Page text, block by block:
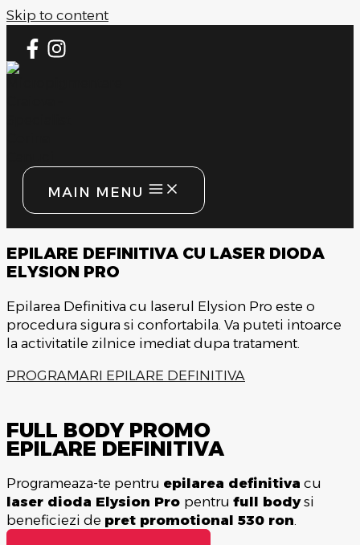
Skip to content
MAIN MENU
EPILARE DEFINITIVA CU LASER DIODA
ELYSION PRO
Epilarea Definitiva cu laserul Elysion Pro este o
procedura sigura si confortabila. Va puteti intoarce
la activitatile zilnice imediat dupa tratament.
PROGRAMARI EPILARE DEFINITIVA
FULL BODY PROMO
EPILARE DEFINITIVA
Programeaza-te pentru epilarea definitiva cu
laser dioda Elysion Pro pentru full bodysi
beneficiezi de pret promotional 530 ron.